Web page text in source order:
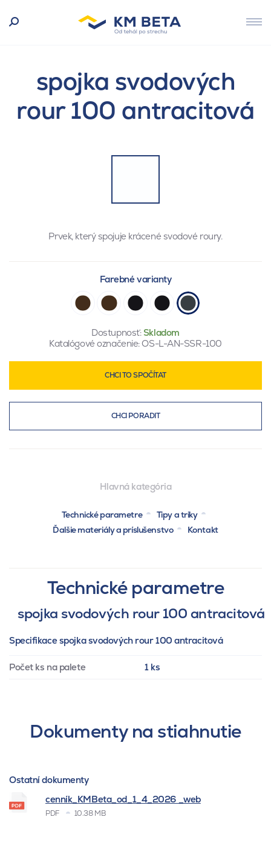
spojka svodových
rour 100 antracitová
Prvek, který spojuje krácené svodové roury.
Farebné varianty
Dostupnosť:Skladom
Katalógové označenie:OS-L-AN-SSR-100
CHCI TO SPOČÍTAT
CHCI PORADIT
Hlavná kategória
Technické parametre
Tipy a triky
Ďalšie materiály a príslušenstvo
Kontakt
Technické parametre
spojka svodových rour 100 antracitová
Specifikace spojka svodových rour 100 antracitová
Počet ks na palete 1 ks
Dokumenty na stiahnutie
Ostatní dokumenty
cenník_KMBeta_od_1_4_2026 _web
PDF 10.38 MB